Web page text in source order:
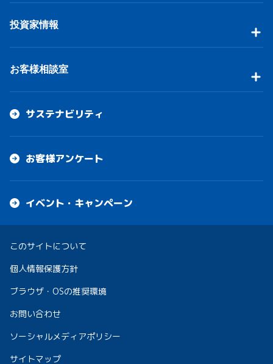
投資家情報
お客様相談室
サステナビリティ
お客様アンケート
イベント・キャンペーン
このサイトについて
個人情報保護方針
ブラウザ・OSの推奨環境
お問い合わせ
ソーシャルメディアポリシー
サイトマップ